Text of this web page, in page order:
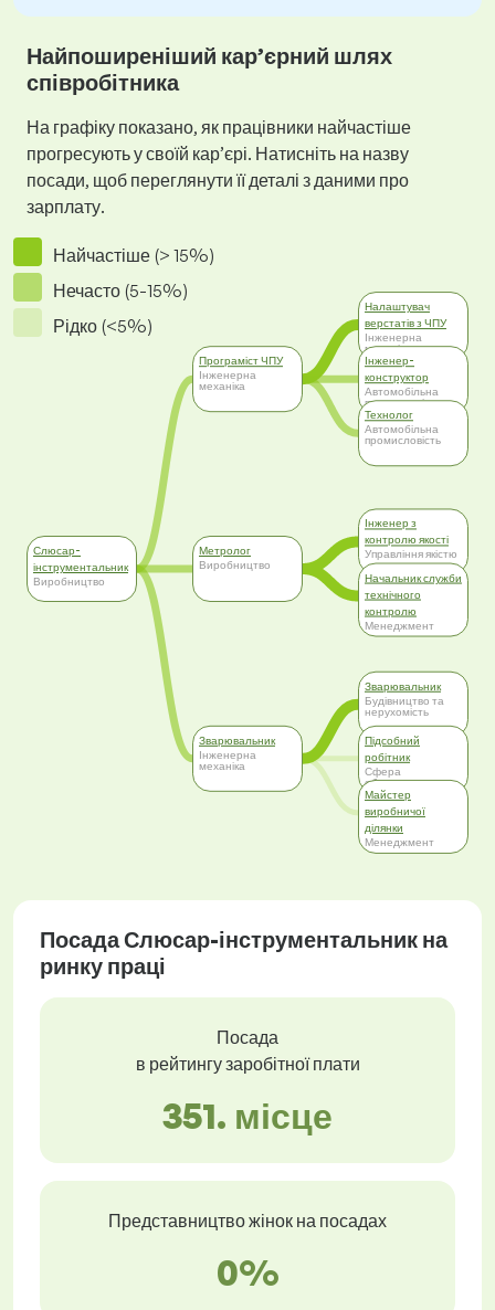
Найпоширеніший кар’єрний шлях
співробітника
На графіку показано, як працівники найчастіше
прогресують у своїй кар’єрі. Натисніть на назву
посади, щоб переглянути її деталі з даними про
зарплату.
Найчастіше (> 15%)
Нечасто (5-15%)
Рідко (<5%)
Слюсар-
інструментальник
Виробництво
Програміст ЧПУ
Інженерна
механіка
Метролог
Виробництво
Зварювальник
Інженерна
механіка
Налаштувач
верстатів з ЧПУ
Інженерна
механіка
Інженер-
конструктор
Автомобільна
промисловість
Технолог
Автомобільна
промисловість
Інженер з
контролю якості
Управління якістю
Начальник служби
технічного
контролю
Менеджмент
Зварювальник
Будівництво та
нерухомість
Підсобний
робітник
Сфера
обслуговування
Майстер
виробничої
ділянки
Менеджмент
Посада Слюсар-інструментальник на
ринку праці
Посада
в рейтингу заробітної плати
351. місце
Представництво жінок на посадах
0%